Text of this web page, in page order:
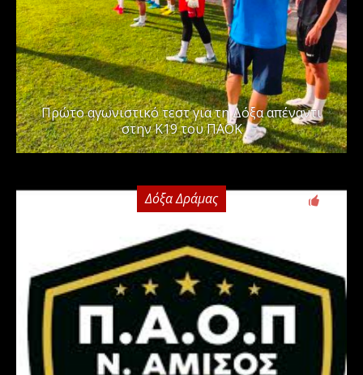
Πρώτο αγωνιστικό τεστ για τη Δόξα απέναντι
στην Κ19 του ΠΑΟΚ
Δόξα Δράμας